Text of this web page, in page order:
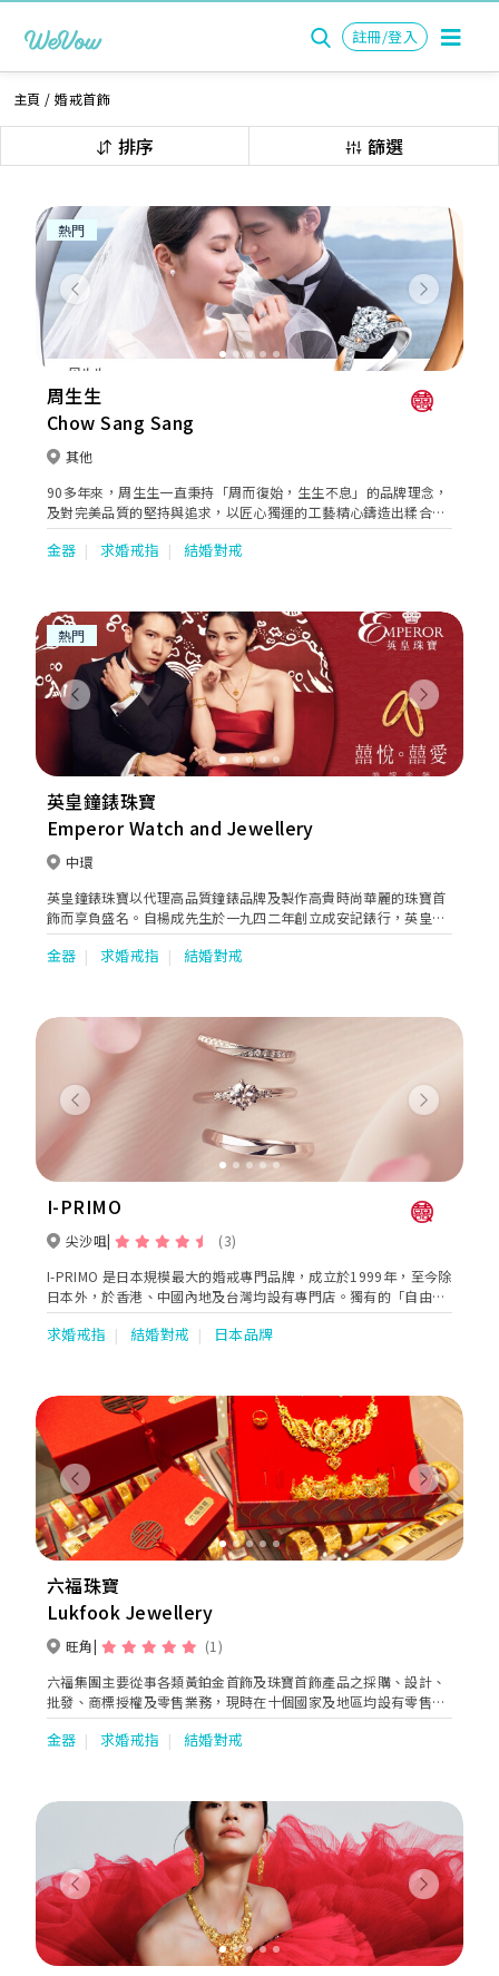
註冊/登入
主頁 /婚戒首飾
排序 篩選
Previous Next
周生生
Chow Sang Sang
其他
90多年來，周生生一直秉持「周而復始，生生不息」的品牌理念，
及對完美品質的堅持與追求，以匠心獨運的工藝精心鑄造出糅合著
典雅、優美、時尚及創意元素的珠寶作品，於不同場合全面迎合顧
客的珠寶配襯需求，無論人生中的任何時刻，周生生珠寶總能巧妙
金器 求婚戒指 結婚對戒
熱門
Previous Next
英皇鐘錶珠寶
Emperor Watch and Jewellery
中環
英皇鐘錶珠寶以代理高品質鐘錶品牌及製作高貴時尚華麗的珠寶首
飾而享負盛名。自楊成先生於一九四二年創立成安記錶行，英皇鐘
錶珠寶一直秉持精益求精的精神。直至今日，此精神依然延續，令
英皇鐘錶珠寶成為追求卓越，重視產品及服務質素的保證。
金器 求婚戒指 結婚對戒
熱門
Previous Next
I-PRIMO
尖沙咀
(3)
I-PRIMO 是日本規模最大的婚戒專門品牌，成立於1999年，至今除
日本外，於香港、中國內地及台灣均設有專門店。獨有的「自由選
配訂製服務」，是由專業的諮詢師先瞭解新人對婚戒的喜好和預
算，提供豐富戒台款式以及多元優質的裸鑽挑選，從中選擇出符合
幸福寓意，祝福著互許終身的愛侶們，永遠幸福甜蜜。秉持日本文
化精神，I-PRIMO作為專門售賣婚戒的品牌，以「至高夢想、無上
幸福」為理念，將喜悅的瞬間化作永恆的記憶，以最真誠專業的心
為新人帶來舒適又美觀的婚戒，與顧客們一同見證他們最幸福和甜
蜜的時刻。
求婚戒指 結婚對戒 日本品牌
Previous Next
六福珠寶
Lukfook Jewellery
旺角
(1)
六福集團主要從事各類黃鉑金首飾及珠寶首飾產品之採購、設計、
批發、商標授權及零售業務，現時在十個國家及地區均設有零售
點。集團將繼續於國際市場物色新商機，以配合「香港名牌 ‧ 國
際演繹」之企業發展。
金器 求婚戒指 結婚對戒
Previous Next